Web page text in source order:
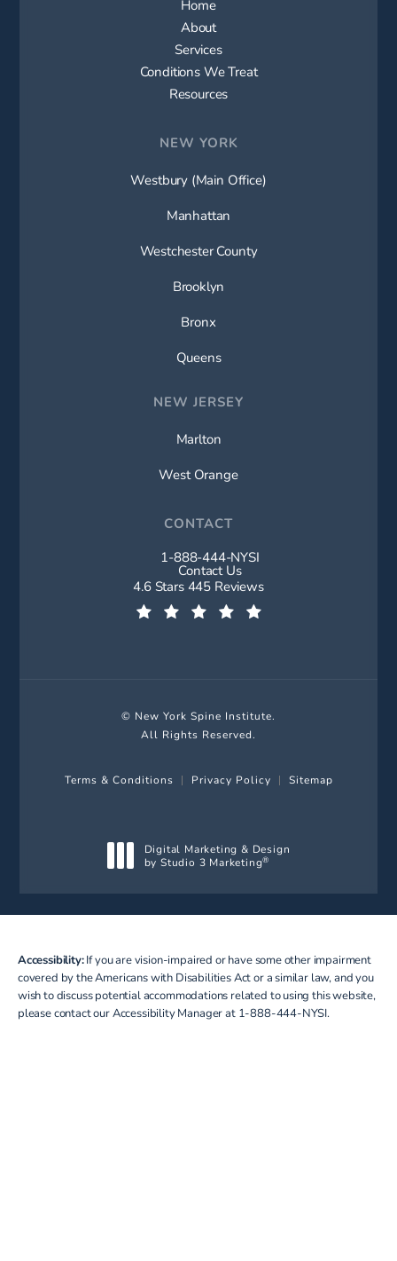
Home
About
Services
Conditions We Treat
Resources
NEW YORK
Westbury (Main Office)
Manhattan
Westchester County
Brooklyn
Bronx
Queens
NEW JERSEY
Marlton
West Orange
CONTACT
Call New York Spine Institute on
1-888-444-NYSI
Contact Us
New York Spine Institute reviews:
4.6 Stars 445 Reviews
© New York Spine Institute.
All Rights Reserved.
Terms & Conditions Privacy Policy Sitemap
Digital Marketing & Design
by Studio 3 Marketing®
Accessibility:If you are vision-impaired or have some other impairment
covered by the Americans with Disabilities Act or a similar law, and you
wish to discuss potential accommodations related to using this website,
please contact our Accessibility Manager at 1-888-444-NYSI.